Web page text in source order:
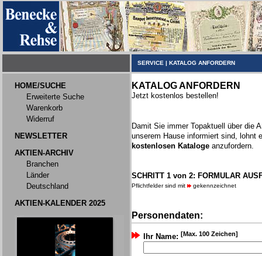
SERVICE | KATALOG ANFORDERN
HOME/SUCHE
Erweiterte Suche
Warenkorb
Widerruf
NEWSLETTER
AKTIEN-ARCHIV
Branchen
Länder
Deutschland
AKTIEN-KALENDER 2025
KATALOG ANFORDERN
Jetzt kostenlos bestellen!
Damit Sie immer Topaktuell über die
unserem Hause informiert sind, lohnt
kostenlosen Kataloge anzufordern.
SCHRITT 1 von 2: FORMULAR
Pflichtfelder sind mit gekennzeichnet
Personendaten:
Ihr Name: [Max. 100 Zeichen]